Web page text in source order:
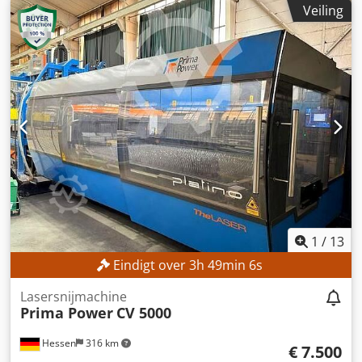
Siemens 840D, spilsnelheid (max.):8.000 rpm,
TECHNISCHE GEGEVENS Verplaatsingsbereik X-as: 1.000
mm Verplaatsingsbereik Y-as: 1.200 mm
Verplaatsingsbereik Z-as: 1.100 mm Spindeltoerental:
8.000 toeren/min Palletafmetingen: 630 × 630 mm
Draaibare tafel: 360.000 × 0,001° Aantal
gereedschapsposities: 400 Gereedschapopname: HSK 100
Aantal bewerkingsassen: 5 MACHINEGEGEVENS
Chodpjzncndefx Ah Sja Besturing: Siemens 840D
Veiling
1 / 13
Eindigt over3h 49min 3s
Hessen 316 km
Lasersnijmachine
Prima Power CV 5000
€ 7.500